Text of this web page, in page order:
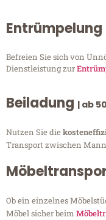
Entrümpelung
Befreien Sie sich von
Dienstleistung zur
Beiladung | ab
Nutzen Sie die
Transport zwischen
Ob ein einzelnes
Möbel sicher beim